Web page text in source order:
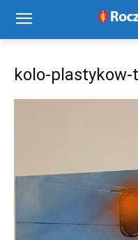
kolo-